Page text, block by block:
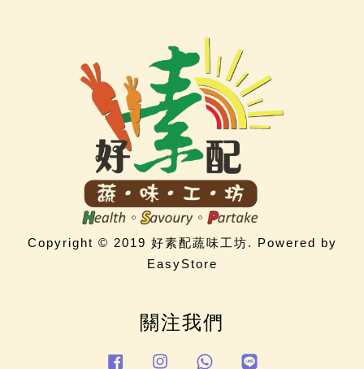
Copyright © 2019 好素配蔬味工坊. Powered by
EasyStore
關注我們
FacebookInstagramWhatsapp